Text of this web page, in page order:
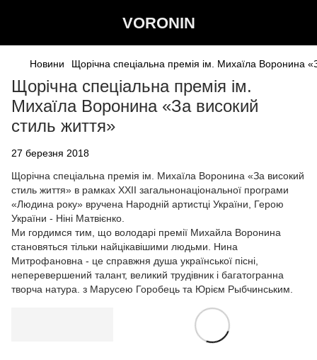
VORONIN
Новини Щорічна спеціальна премія ім. Михаїла Воронина
Щорічна спеціальна премія ім.
Михаїла Воронина «За високий
стиль життя»
27 березня 2018
Щорічна спеціальна премія ім. Михаїла Воронина «За високий
стиль життя» в рамках XXII загальнонаціональної програми
«Людина року» вручена Народній артистці України, Герою
України - Ніні Матвієнко.
Ми гордимся тим, що володарі премії Михайла Воронина
становяться тільки найцікавішими людьми. Нина
Митрофановна - це справжня душа української пісні,
неперевершений талант, великий трудівник і багатогранна
творча натура. з Марусею Горобець та Юрієм Рыбчинським.